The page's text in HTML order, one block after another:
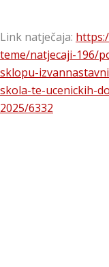
Link natječaja:
teme/natjecaji-196/
sklopu-
skola-te-ucenickih-
2025/6332